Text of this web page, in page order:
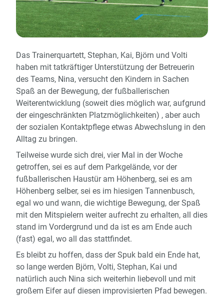
Das Trainerquartett, Stephan, Kai, Björn und Volti
haben mit tatkräftiger Unterstützung der Betreuerin
des Teams, Nina, versucht den Kindern in Sachen
Spaß an der Bewegung, der fußballerischen
Weiterentwicklung (soweit dies möglich war, aufgrund
der eingeschränkten Platzmöglichkeiten) , aber auch
der sozialen Kontaktpflege etwas Abwechslung in den
Alltag zu bringen.
Teilweise wurde sich drei, vier Mal in der Woche
getroffen, sei es auf dem Parkgelände, vor der
fußballerischen Haustür am Höhenberg, sei es am
Höhenberg selber, sei es im hiesigen Tannenbusch,
egal wo und wann, die wichtige Bewegung, der Spaß
mit den Mitspielern weiter aufrecht zu erhalten, all dies
stand im Vordergrund und da ist es am Ende auch
(fast) egal, wo all das stattfindet.
Es bleibt zu hoffen, dass der Spuk bald ein Ende hat,
so lange werden Björn, Volti, Stephan, Kai und
natürlich auch Nina sich weiterhin liebevoll und mit
großem Eifer auf diesen improvisierten Pfad bewegen.